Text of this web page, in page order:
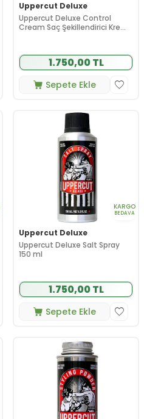
Uppercut Deluxe
Uppercut Deluxe Control
Cream Saç Şekillendirici Krem
1.750,00 TL
Sepete Ekle
KARGO
BEDAVA
Uppercut Deluxe
Uppercut Deluxe Salt Spray
150 ml
1.750,00 TL
Sepete Ekle